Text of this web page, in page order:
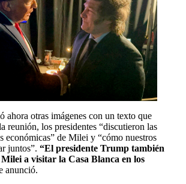
ahora otras imágenes con un texto que
reunión, los presidentes “discutieron las
económicas” de Milei y “cómo nuestros
juntos”. “El presidente Trump también
a visitar la Casa Blanca en los
anunció.